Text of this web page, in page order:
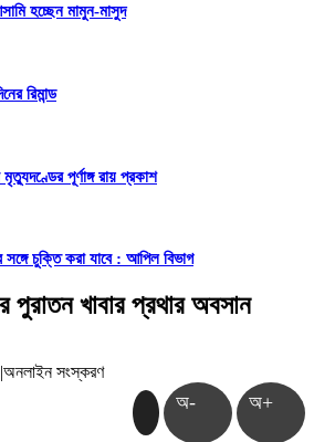
হচ্ছেন মামুন-মাসুদ
রিমান্ড
পূর্ণাঙ্গ রায় প্রকাশ
সঙ্গে চুক্তি করা যাবে : আপিল বিভাগ
পুরাতন খাবার প্রথার অবসান
|অনলাইন সংস্করণ
অ- অ+